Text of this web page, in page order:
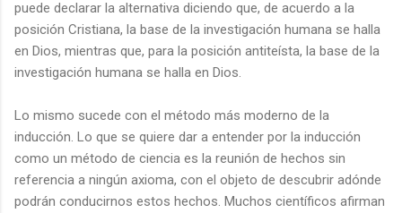
puede declarar la alternativa diciendo que, de acuerdo a la
posición Cristiana, la base de la investigación humana se halla
en Dios, mientras que, para la posición antiteísta, la base de la
investigación humana se halla en Dios.
Lo mismo sucede con el método más moderno de la
inducción. Lo que se quiere dar a entender por la inducción
como un método de ciencia es la reunión de hechos sin
referencia a ningún axioma, con el objeto de descubrir adónde
podrán conducirnos estos hechos. Muchos científicos afirman